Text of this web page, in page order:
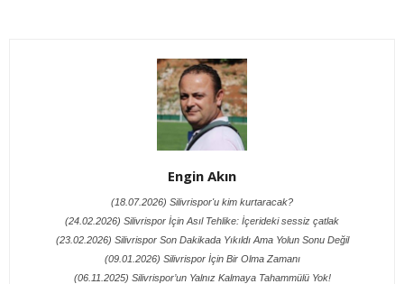
Engin Akın
(18.07.2026) Silivrispor'u kim kurtaracak?
(24.02.2026) Silivrispor İçin Asıl Tehlike: İçerideki sessiz çatlak
(23.02.2026) Silivrispor Son Dakikada Yıkıldı Ama Yolun Sonu Değil
(09.01.2026) Silivrispor İçin Bir Olma Zamanı
(06.11.2025) Silivrispor’un Yalnız Kalmaya Tahammülü Yok!